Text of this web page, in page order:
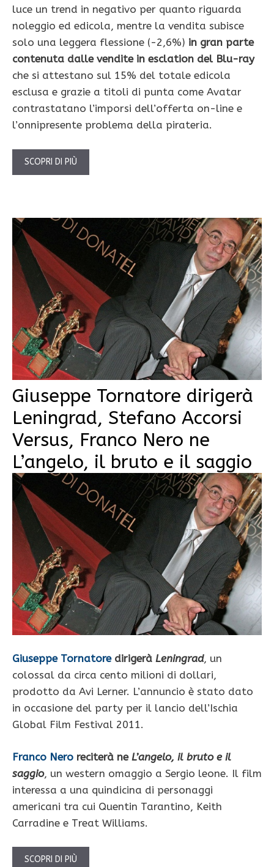
luce un trend in negativo per quanto riguarda
noleggio ed edicola, mentre la vendita subisce
solo una leggera flessione (-2,6%) in gran parte
contenuta dalle vendite in esclation del Blu-ray
che si attestano sul 15% del totale edicola
esclusa e grazie a titoli di punta come Avatar
contrastatano l’imporsi dell’offerta on-line e
l’onnipresente problema della pirateria.
SCOPRI DI PIÙ
Giuseppe Tornatore dirigerà
Leningrad, Stefano Accorsi
Versus, Franco Nero ne
L’angelo, il bruto e il saggio
Giuseppe Tornatoredirigerà Leningrad, un
colossal da circa cento milioni di dollari,
prodotto da Avi Lerner. L’annuncio è stato dato
in occasione del party per il lancio dell’Ischia
Global Film Festival 2011.
Franco Nero reciterà ne L’angelo, il bruto e il
saggio, un western omaggio a Sergio leone. Il film
interessa a una quindicina di personaggi
americani tra cui Quentin Tarantino, Keith
Carradine e Treat Williams.
SCOPRI DI PIÙ